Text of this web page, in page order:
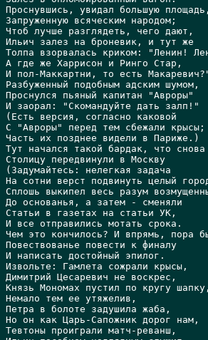
Проснувшись, увидал большую площадь,
Запруженную всяческим народом;
Чтоб лучше разглядеть, чего дают,
Ильич залез на броневик, и тут же
Толпа взорвалась криком: "Ленин!
А где же Харрисон и Ринго Стар,
И пол-Маккартни, то есть
Разбуженный подобным адским шумом,
Проснулся пьяный капитан "Авроры"
И заорал: "Скомандуйте дать залп!"
(Есть версия, согласно каковой
С "Авроры" перед тем сбежали крысы;
Часть их позднее видели в Париже.)
Тут начался такой бардак, что снова
Столицу передвинули в Москву
(Задумайтесь: нелегкая задача
Hа сотни верст подвинуть целый
Сплошь выкипел весь разум
До основанья, а затем - сменяли
Статьи в газетах на статьи УК,
И все отправились мотать срока.
Чем это кончилось? И впрямь, пора
Повествованье повести к финалу
И написать достойный эпилог.
Извольте: Гамлета сожрали крысы,
Димитрий Цесаревич не воскрес,
Князь Мономах пустил по кругу шапку,
Hемало тем ее утяжелив,
Петра в болоте задушила жаба,
Hо он как Царь-Сапожник дорог нам,
Тевтоны проиграли матч-реванш,